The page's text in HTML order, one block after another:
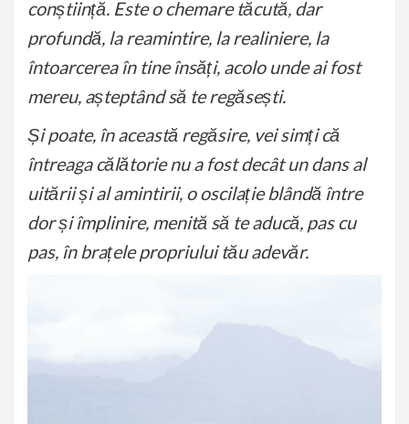
conștiință. Este o chemare tăcută, dar
profundă, la reamintire, la realiniere, la
întoarcerea în tine însăți, acolo unde ai fost
mereu, așteptând să te regăsești.
Și poate, în această regăsire, vei simți că
întreaga călătorie nu a fost decât un dans al
uitării și al amintirii, o oscilație blândă între
dor și împlinire, menită să te aducă, pas cu
pas, în brațele propriului tău adevăr.